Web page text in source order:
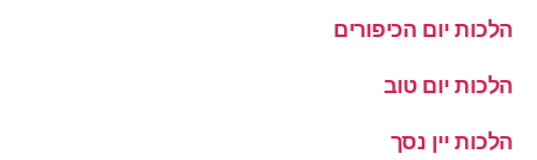
הלכות יום הכיפורים
הלכות יום טוב
הלכות יין נסך